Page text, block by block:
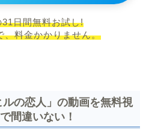
日間無料お試し!
、料金かかりません。
の恋人」の動画を無料視
間違いない！